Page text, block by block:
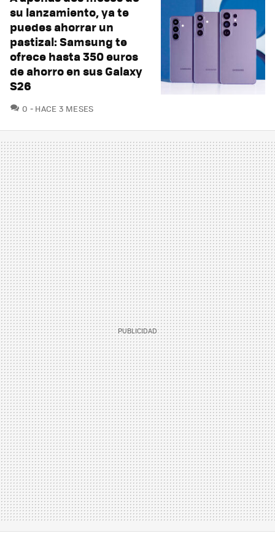
su lanzamiento, ya te
puedes ahorrar un
pastizal: Samsung te
ofrece hasta 350 euros
de ahorro en sus Galaxy
S26
0 COMENTARIOS
HACE 3 MESES